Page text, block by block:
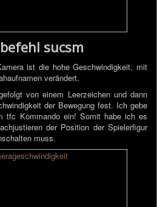
sucsm
ist die hohe Geschwindigkeit, mit
verändert.
von einem Leerzeichen und dann
der Bewegung fest. Ich gebe
tfc Kommando ein! Somit habe ich es
der Position der Spielerfigur
muss.